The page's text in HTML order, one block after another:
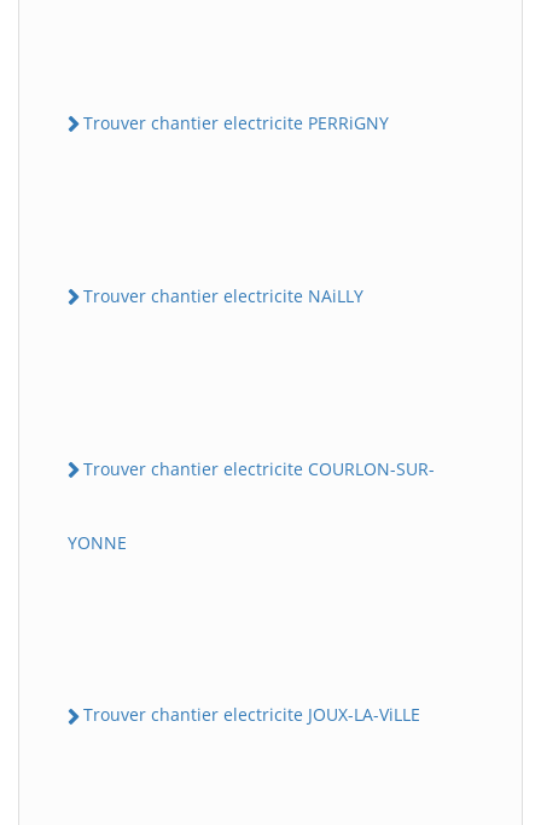
Trouver chantier electricite PERRiGNY
Trouver chantier electricite NAiLLY
Trouver chantier electricite COURLON-SUR-
YONNE
Trouver chantier electricite JOUX-LA-ViLLE